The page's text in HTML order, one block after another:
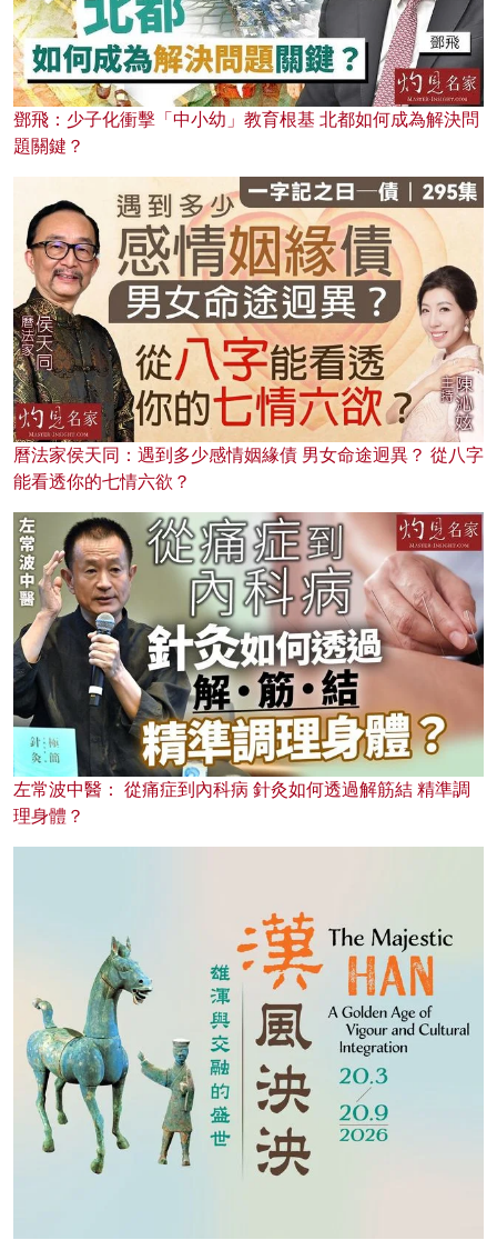
鄧飛：少子化衝擊「中小幼」教育根基 北都如何成為解決問
題關鍵？
曆法家侯天同：遇到多少感情姻緣債 男女命途迥異？ 從八字
能看透你的七情六欲？
左常波中醫： 從痛症到內科病 針灸如何透過解筋結 精準調
理身體？